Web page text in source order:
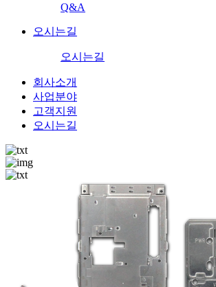
Q&A
오시는길
오시는길
회사소개
사업분야
고객지원
오시는길